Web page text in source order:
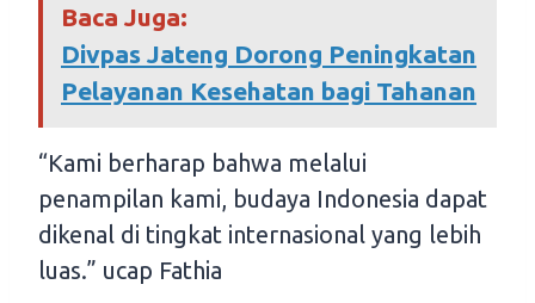
Baca Juga:
Divpas Jateng Dorong Peningkatan
Pelayanan Kesehatan bagi Tahanan
“Kami berharap bahwa melalui
penampilan kami, budaya Indonesia dapat
dikenal di tingkat internasional yang lebih
luas.” ucap Fathia